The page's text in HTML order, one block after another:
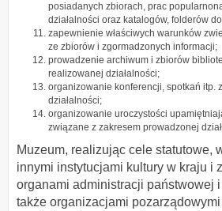
posiadanych zbiorach, prac
działalności oraz katalogów, folderów
zapewnienie właściwych warunków
ze zbiorów i zgormadzonych informacji;
prowadzenie archiwum i zbiorów
realizowanej działalności;
organizowanie konferencji, spotkań itp.
działalności;
organizowanie uroczystości
związane z zakresem prowadzonej
Muzeum, realizując cele statutowe,
innymi instytucjami kultury w kraju i
organami administracji państwowej
także organizacjami